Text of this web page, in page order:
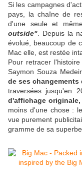
Si les campagnes
pays, la chaîne de
d'une seule et
outside" . Depuis la
évolué, beaucoup de
Mac elle, est restée
Pour retracer
Saymon Souza
de ses changements
traversées jusqu'en
d'affichage
moins d'une chose :
vue purement
gramme de sa superbe.